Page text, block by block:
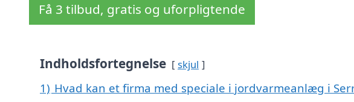
Få 3 tilbud, gratis og uforpligtende
Indholdsfortegnelse skjul
1) Hvad kan et firma med speciale i jordvarmeanlæg i